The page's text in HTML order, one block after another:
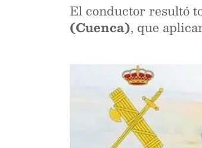
El conductor resultó
(Cuenca), que